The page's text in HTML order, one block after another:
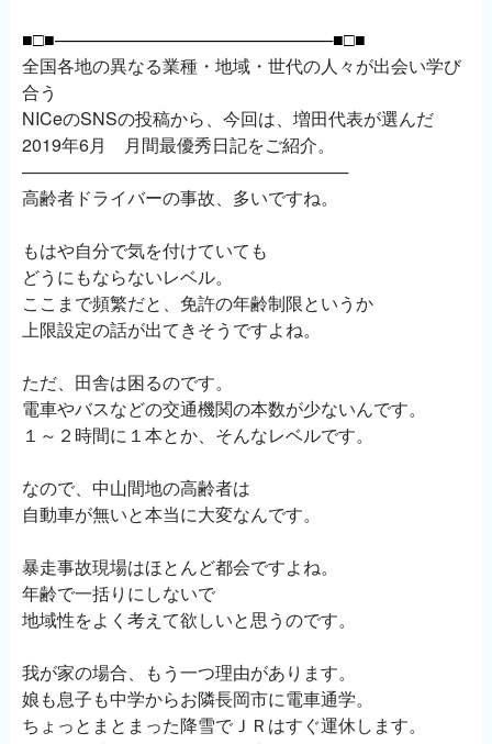
■□■───────────────────────■□■
全国各地の異なる業種・地域・世代の人々が出会い学び
合う
NICeのSNSの投稿から、今回は、増田代表が選んだ
2019年6月 月間最優秀日記をご紹介。
───────────────────────────
高齢者ドライバーの事故、多いですね。
もはや自分で気を付けていても
どうにもならないレベル。
ここまで頻繁だと、免許の年齢制限というか
上限設定の話が出てきそうですよね。
ただ、田舎は困るのです。
電車やバスなどの交通機関の本数が少ないんです。
１～２時間に１本とか、そんなレベルです。
なので、中山間地の高齢者は
自動車が無いと本当に大変なんです。
暴走事故現場はほとんど都会ですよね。
年齢で一括りにしないで
地域性をよく考えて欲しいと思うのです。
我が家の場合、もう一つ理由があります。
娘も息子も中学からお隣長岡市に電車通学。
ちょっとまとまった降雪でＪＲはすぐ運休します。